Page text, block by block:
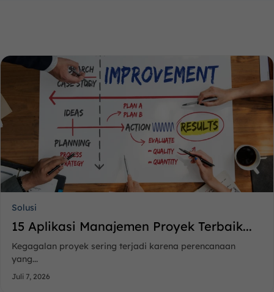
Solusi
15 Aplikasi Manajemen Proyek Terbaik...
Kegagalan proyek sering terjadi karena perencanaan
yang...
Juli 7, 2026